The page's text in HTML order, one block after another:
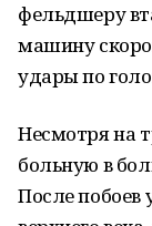
фельдшеру
машину
удары по
Несмотря на
больную в
После